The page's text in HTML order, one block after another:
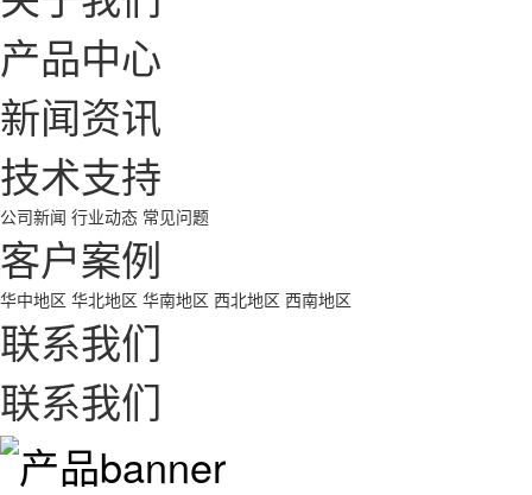
产品中心
新闻资讯
技术支持
公司新闻 行业动态 常见问题
客户案例
华中地区 华北地区 华南地区 西北地区 西南地区
联系我们
联系我们